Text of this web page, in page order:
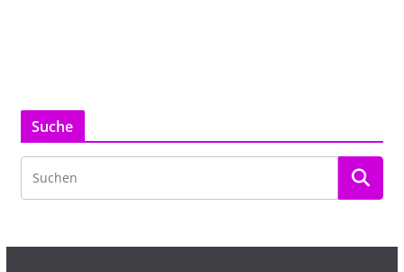
Suche